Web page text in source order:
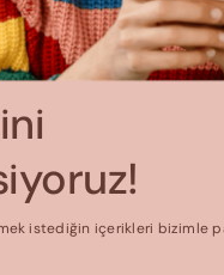
istediğin içerikleri bizimle